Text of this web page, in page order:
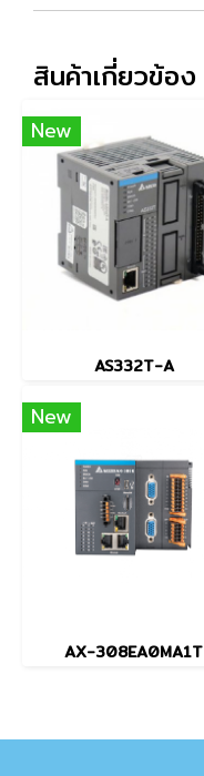
สินค้าเกี่ยวข้อง
New
AS332T-A
New
AX-308EA0MA1T